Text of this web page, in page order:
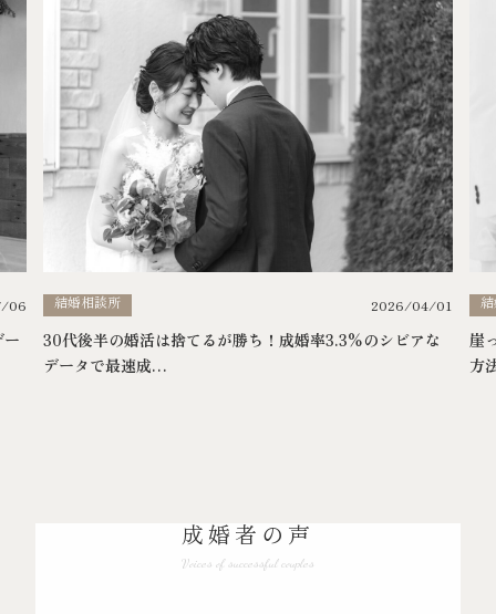
06 結婚相談所 2026/04/01
30代後半の婚活は捨てるが勝ち！成婚率3.3%のシビアな
データで最速成…
崖
方
成婚者の声
Voices of successful couples